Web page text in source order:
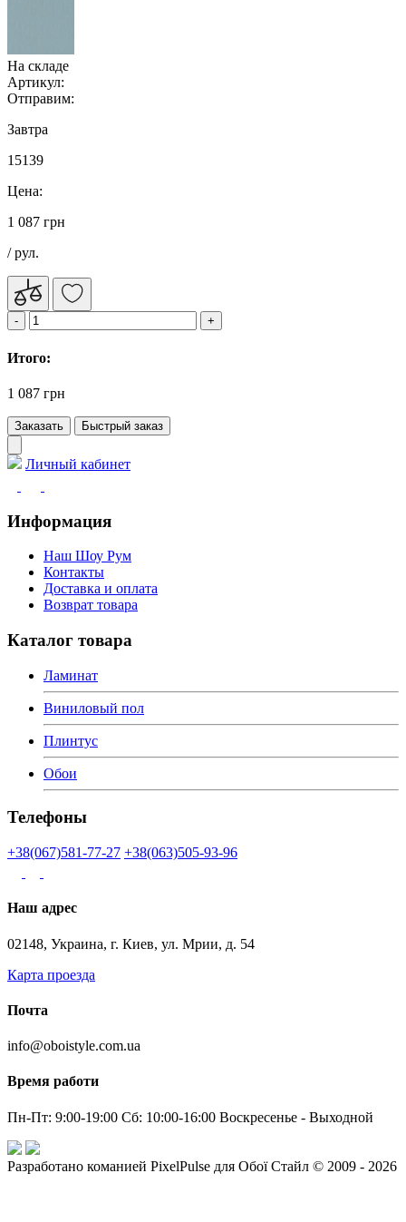
На складе
Артикул:
Отправим:
Завтра
15139
Цена:
1 087 грн
/ рул.
Итого:
1 087 грн
Заказать Быстрый заказ
Личный кабинет
Информация
Наш Шоу Рум
Контакты
Доставка и оплата
Возврат товара
Каталог товара
Ламинат
Виниловый пол
Плинтус
Обои
Телефоны
+38(067)581-77-27 +38(063)505-93-96
Наш адрес
02148, Украина, г. Киев, ул. Мрии, д. 54
Карта проезда
Почта
info@oboistyle.com.ua
Время работи
Пн-Пт: 9:00-19:00 Сб: 10:00-16:00 Воскресенье - Выходной
Разработано команией PixelPulse для Обої Стайл © 2009 - 2026